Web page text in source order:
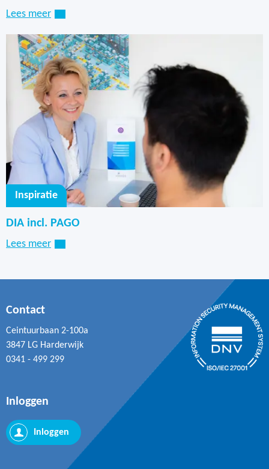
Lees meer
Inspiratie
DIA incl. PAGO
Lees meer
Contact
Ceintuurbaan 2-100a
3847 LG Harderwijk
0341 - 499 299
Inloggen
Inloggen